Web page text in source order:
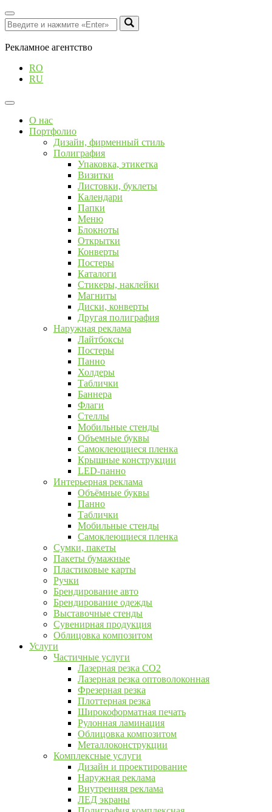
Рекламное агентство
RO
RU
О нас
Портфолио
Дизайн, фирменный стиль
Полиграфия
Упаковка, этикетка
Визитки
Листовки, буклеты
Календари
Папки
Меню
Блокноты
Открытки
Конверты
Постеры
Каталоги
Стикеры, наклейки
Магниты
Диски, конверты
Другая полиграфия
Наружная реклама
Лайтбоксы
Постеры
Панно
Холдеры
Таблички
Баннера
Флаги
Стеллы
Мобильные стенды
Объемные буквы
Самоклеющиеся пленка
Крышные конструкции
LED-панно
Интерьерная реклама
Объёмные буквы
Панно
Таблички
Мобильные стенды
Самоклеющиеся пленка
Сумки, пакеты
Пакеты бумажные
Пластиковые карты
Ручки
Брендирование авто
Брендирование одежды
Выставочные стенды
Сувенирная продукция
Облицовка композитом
Услуги
Частичные услуги
Лазерная резка CO2
Лазерная резка оптоволоконная
Фрезерная резка
Плоттерная резка
Широкоформатная печать
Рулонная ламинация
Облицовка композитом
Металлоконструкции
Комплексные услуги
Дизайн и проектирование
Наружная реклама
Внутренняя реклама
ЛЕД экраны